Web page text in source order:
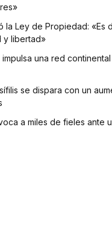
la Ley de Propiedad: «Es
y libertad»
impulsa una red
se dispara con un
a miles de fieles ante